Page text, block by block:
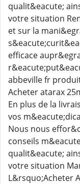
qualit&eacute;
votre situation
et sur la
efficace
abbeville fr
Acheter atarax
En plus de la
vos
Nous nous
conseils
qualit&eacute;
votre situation
L&rsquo;Acheter